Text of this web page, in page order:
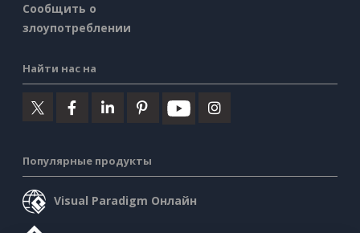
Сообщить о
злоупотреблении
Найти нас на
Популярные продукты
Visual Paradigm Онлайн